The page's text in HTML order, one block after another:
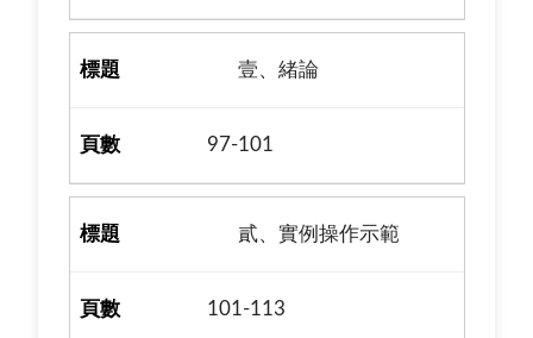
壹、緒論
97-101
貳、實例操作示範
101-113